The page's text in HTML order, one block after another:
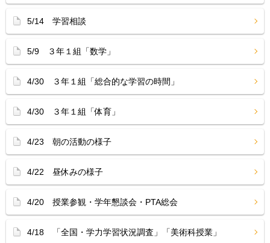
5/14 学習相談
5/9 ３年１組「数学」
4/30 ３年１組「総合的な学習の時間」
4/30 ３年１組「体育」
4/23 朝の活動の様子
4/22 昼休みの様子
4/20 授業参観・学年懇談会・PTA総会
4/18 「全国・学力学習状況調査」「美術科授業」